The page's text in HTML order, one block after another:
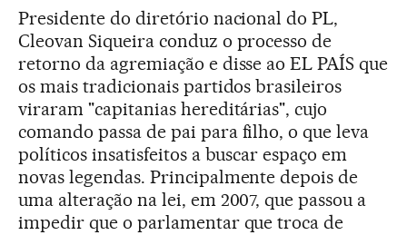
Presidente do diretório nacional do PL,
Cleovan Siqueira conduz o processo de
retorno da agremiação e disse ao EL PAÍS que
os mais tradicionais partidos brasileiros
viraram "capitanias hereditárias", cujo
comando passa de pai para filho, o que leva
políticos insatisfeitos a buscar espaço em
novas legendas. Principalmente depois de
uma alteração na lei, em 2007, que passou a
impedir que o parlamentar que troca de